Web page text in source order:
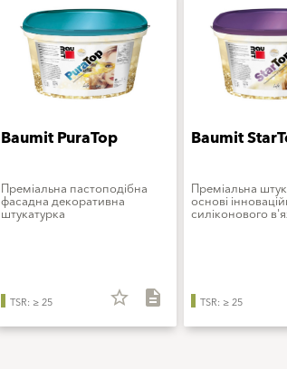
Baumit PuraTop
Преміальна пастоподібна
фасадна декоративна
штукатурка
TSR: ≥ 25 star_border description
Baumit
Преміальна
основі
силіконового
TSR: ≥ 25